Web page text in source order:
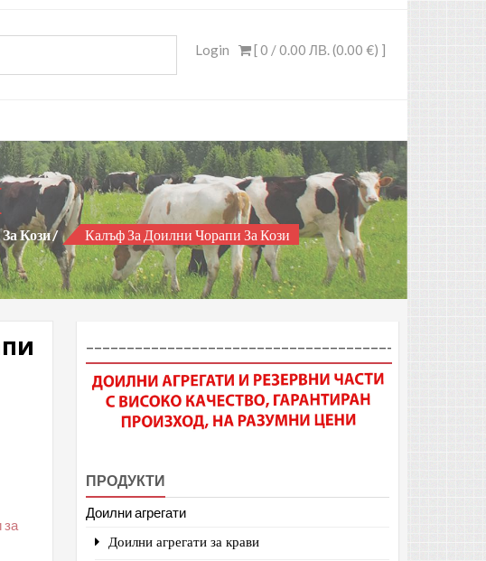
[ 0 /0.00 ЛВ. (0.00 €) ]
Login
Кози Калъф За Доилни Чорапи За Кози
за
–––––––––––––––––––––––––––––––––––––-
ПРОДУКТИ
Доилни агрегати
Доилни агрегати за крави